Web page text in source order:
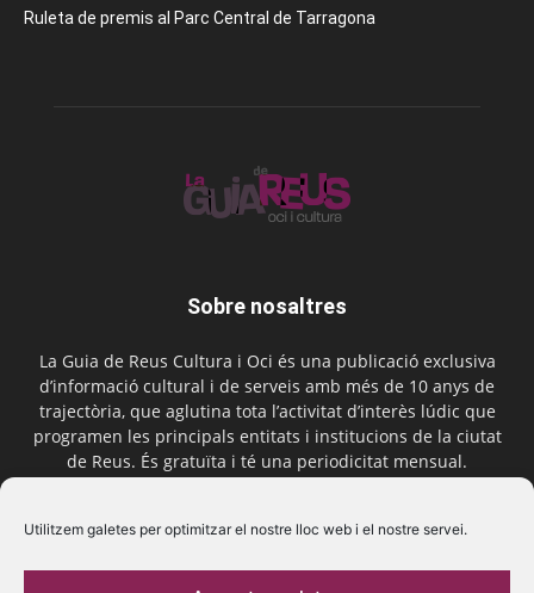
Utilitzem galetes per optimitzar el nostre lloc web i el nostre servei.
Ruleta de premis al Parc Central de Tarragona
Sobre nosaltres
La Guia de Reus Cultura i Oci és una publicació exclusiva
d’informació cultural i de serveis amb més de 10 anys de
trajectòria, que aglutina tota l’activitat d’interès lúdic que
programen les principals entitats i institucions de la ciutat
de Reus. És gratuïta i té una periodicitat mensual.